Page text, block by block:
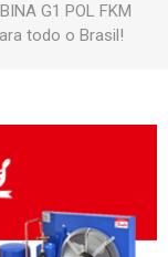
G1 POL FKM
todo o Brasil!